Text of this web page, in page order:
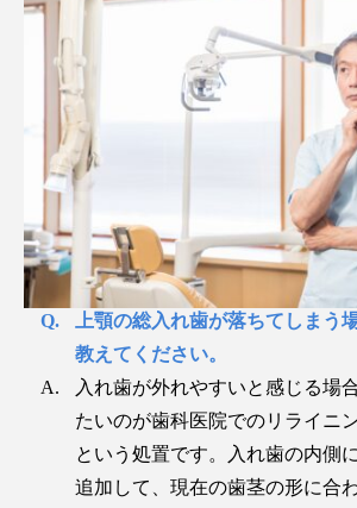
上顎の総入れ歯が落ちてしまう
教えてください。
入れ歯が外れやすいと感じる場
たいのが歯科医院でのリライニ
という処置です。入れ歯の内側
追加して、現在の歯茎の形に合